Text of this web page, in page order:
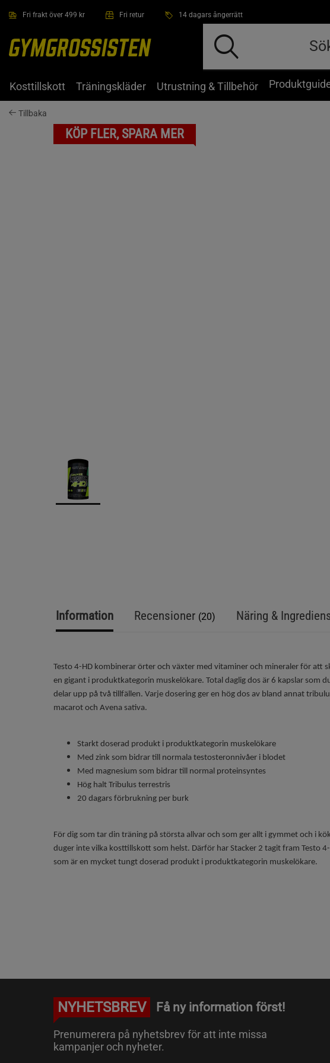
Fri frakt över 499 kr Fri retur 14 dagars ångerrätt
Kosttillskott Träningskläder Utrustning & Tillbehör
Tillbaka
KÖP FLER, SPARA MER
Information Recensioner (20) Näring &
Testo 4-HD kombinerar örter och växter med vitaminer och mineraler för att
en gigant i produktkategorin muskelökare. Total daglig dos är 6 kapslar som
delar upp på två tillfällen. Varje dosering ger en hög dos av bland annat
macarot och Avena sativa.
Starkt doserad produkt i produktkategorin muskelökare
Med zink som bidrar till normala testosteronnivåer i blodet
Med magnesium som bidrar till normal proteinsyntes
Hög halt Tribulus terrestris
20 dagars förbrukning per burk
För dig som tar din träning på största allvar och som ger allt i gymmet och i
duger inte vilka kosttillskott som helst. Därför har Stacker 2 tagit fram Testo
som är en mycket tungt doserad produkt i produktkategorin muskelökare.
NYHETSBREV Få ny information först!
Prenumerera på nyhetsbrev för att inte missa
kampanjer och nyheter.